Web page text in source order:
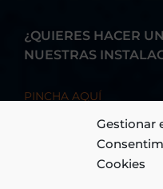
Gestionar
Cookies
¿QUIERES HACER
NUESTRAS
PINCHA AQUÍ